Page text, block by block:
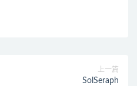
上一篇
SolSeraph